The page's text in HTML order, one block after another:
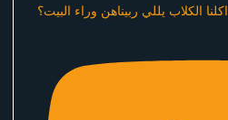
الكلاب يللي ربيناهن وراء البيت؟